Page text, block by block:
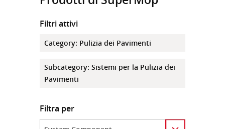
Filtri attivi
Category: Pulizia dei Pavimenti
Subcategory: Sistemi per la Pulizia dei
Pavimenti
Filtra per
Category